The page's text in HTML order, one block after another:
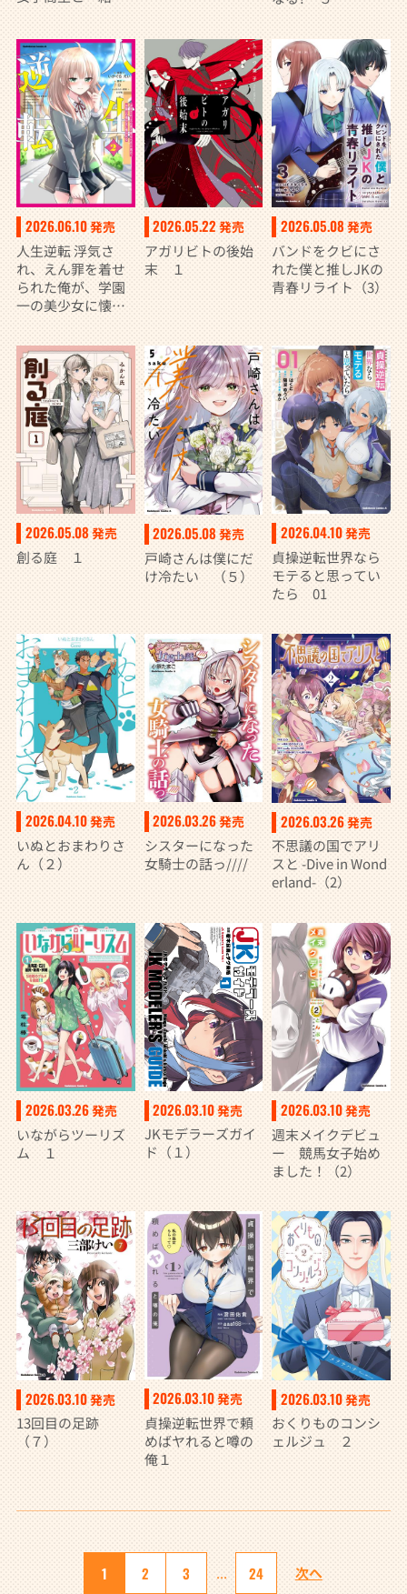
2026.06.10発売
人生逆転 浮気さ
れ、えん罪を着せ
られた俺が、学園
一の美少女に懐か
2026.05.22 発売
アガリビトの後始
末 １
2026.05.08 発売
バンドをクビにさ
れた僕と推しJKの
青春リライト（3）
2026.05.08発売
創る庭 １
2026.05.08 発売
戸崎さんは僕にだ
け冷たい （５）
2026.04.10発売
貞操逆転世界なら
モテると思ってい
たら 01
2026.04.10発売
いぬとおまわりさ
ん（２）
2026.03.26発売
シスターになった
女騎士の話っ////
2026.03.26発売
不思議の国でアリ
スと -Dive in Wond
erland-（2）
2026.03.26発売
いながらツーリズ
ム １
2026.03.10発売
JKモデラーズガイ
ド（１）
2026.03.10発売
週末メイクデビュ
ー 競馬女子始め
ました！（2）
2026.03.10発売
13回目の足跡
（７）
2026.03.10発売
貞操逆転世界で頼
めばヤれると噂の
俺１
2026.03.10発売
おくりものコンシ
ェルジュ ２
1 2 3 ... 24 次へ